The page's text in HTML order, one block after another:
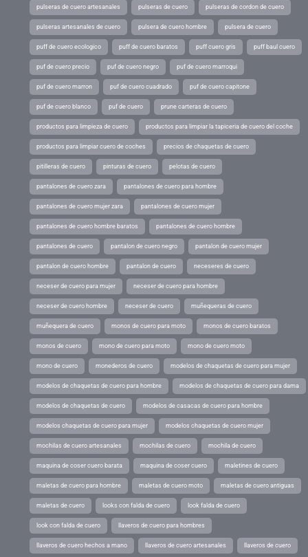
pulseras de cuero artesanales pulseras de cuero pulseras de cordon de cuero
pulseras artesanales de cuero pulsera de cuero hombre pulsera de cuero
puff de cuero ecologico puff de cuero baratos puff cuero gris puff baul cuero
puf de cuero precio puf de cuero negro puf de cuero marroqui
puf de cuero marron puf de cuero cuadrado puf de cuero capitone
puf de cuero blanco puf de cuero prune carteras de cuero
productos para limpieza de cuero productos para limpiar la tapiceria de cuero del coche
productos para limpiar cuero de coches precios de chaquetas de cuero
pitilleras de cuero pinturas de cuero pelotas de cuero
pantalones de cuero zara pantalones de cuero para hombre
pantalones de cuero mujer zara pantalones de cuero mujer
pantalones de cuero hombre baratos pantalones de cuero hombre
pantalones de cuero pantalon de cuero negro pantalon de cuero mujer
pantalon de cuero hombre pantalon de cuero neceseres de cuero
neceser de cuero para mujer neceser de cuero para hombre
neceser de cuero hombre neceser de cuero muñequeras de cuero
muñequera de cuero monos de cuero para moto monos de cuero baratos
monos de cuero mono de cuero para moto mono de cuero moto
mono de cuero monederos de cuero modelos de chaquetas de cuero para mujer
modelos de chaquetas de cuero para hombre modelos de chaquetas de cuero para dama
modelos de chaquetas de cuero modelos de casacas de cuero para hombre
modelos chaquetas de cuero para mujer modelos chaquetas de cuero mujer
mochilas de cuero artesanales mochilas de cuero mochila de cuero
maquina de coser cuero barata maquina de coser cuero maletines de cuero
maletas de cuero para hombre maletas de cuero moto maletas de cuero antiguas
maletas de cuero looks con falda de cuero look falda de cuero
look con falda de cuero llaveros de cuero para hombres
llaveros de cuero hechos a mano llaveros de cuero artesanales llaveros de cuero